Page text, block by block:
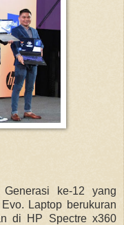
ke-12 yang
Laptop berukuran
di HP Spectre x360